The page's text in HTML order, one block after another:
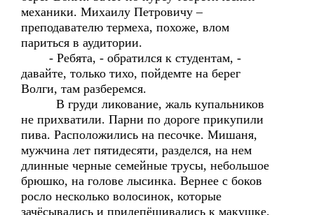
механики. Михаилу Петровичу –
преподавателю термеха, похоже, влом
париться в аудитории.
- Ребята, - обратился к студентам, -
давайте, только тихо, пойдемте на берег
Волги, там разберемся.
В груди ликование, жаль купальников
не прихватили. Парни по дороге прикупили
пива. Расположились на песочке. Мишаня,
мужчина лет пятидесяти, разделся, на нем
длинные черные семейные трусы, небольшое
брюшко, на голове лысинка. Вернее с боков
росло несколько волосинок, которые
зачёсывались и прилепёшивались к макушке.